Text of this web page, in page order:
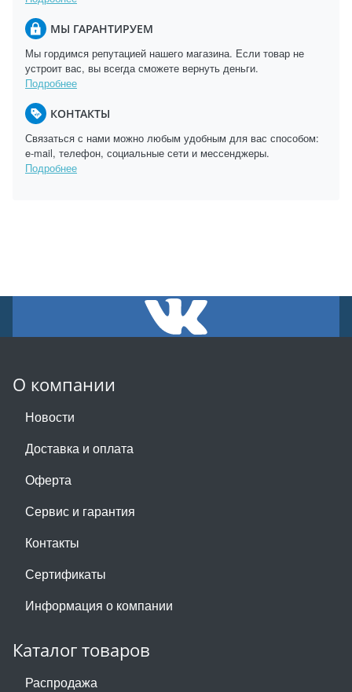
МЫ ГАРАНТИРУЕМ
Мы гордимся репутацией нашего магазина. Если товар не
устроит вас, вы всегда сможете вернуть деньги.
Подробнее
КОНТАКТЫ
Связаться с нами можно любым удобным для вас способом:
e-mail, телефон, социальные сети и мессенджеры.
Подробнее
О компании
Новости
Доставка и оплата
Оферта
Сервис и гарантия
Контакты
Сертификаты
Информация о компании
Каталог товаров
Распродажа